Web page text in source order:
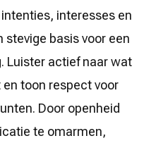
interesses en
basis voor een
Luister actief naar wat
toon respect voor
Door openheid
te omarmen,